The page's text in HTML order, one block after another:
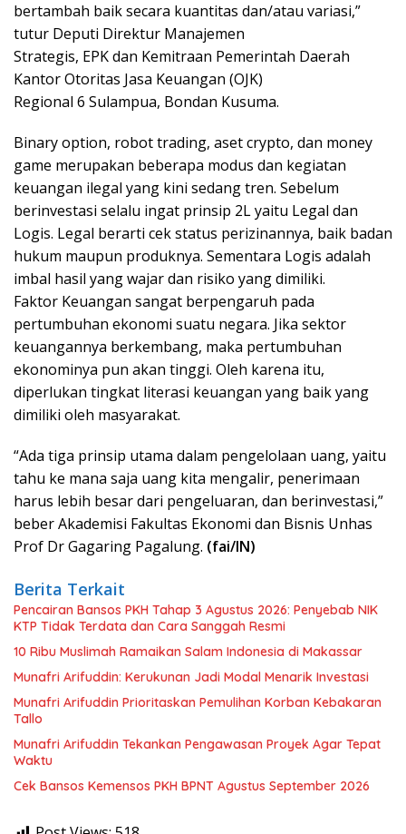
bertambah baik secara kuantitas dan/atau variasi,”
tutur Deputi Direktur Manajemen
Strategis, EPK dan Kemitraan Pemerintah Daerah
Kantor Otoritas Jasa Keuangan (OJK)
Regional 6 Sulampua, Bondan Kusuma.
Binary option, robot trading, aset crypto, dan money
game merupakan beberapa modus dan kegiatan
keuangan ilegal yang kini sedang tren. Sebelum
berinvestasi selalu ingat prinsip 2L yaitu Legal dan
Logis. Legal berarti cek status perizinannya, baik badan
hukum maupun produknya. Sementara Logis adalah
imbal hasil yang wajar dan risiko yang dimiliki.
Faktor Keuangan sangat berpengaruh pada
pertumbuhan ekonomi suatu negara. Jika sektor
keuangannya berkembang, maka pertumbuhan
ekonominya pun akan tinggi. Oleh karena itu,
diperlukan tingkat literasi keuangan yang baik yang
dimiliki oleh masyarakat.
“Ada tiga prinsip utama dalam pengelolaan uang, yaitu
tahu ke mana saja uang kita mengalir, penerimaan
harus lebih besar dari pengeluaran, dan berinvestasi,”
beber Akademisi Fakultas Ekonomi dan Bisnis Unhas
Prof Dr Gagaring Pagalung. (fai/IN)
Berita Terkait
Pencairan Bansos PKH Tahap 3 Agustus 2026: Penyebab NIK
KTP Tidak Terdata dan Cara Sanggah Resmi
10 Ribu Muslimah Ramaikan Salam Indonesia di Makassar
Munafri Arifuddin: Kerukunan Jadi Modal Menarik Investasi
Munafri Arifuddin Prioritaskan Pemulihan Korban Kebakaran
Tallo
Munafri Arifuddin Tekankan Pengawasan Proyek Agar Tepat
Waktu
Cek Bansos Kemensos PKH BPNT Agustus September 2026